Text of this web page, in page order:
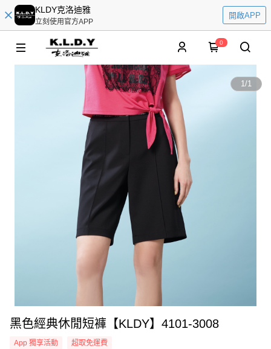
KLDY克洛迪雅
立刻使用官方APP
開啟APP
0
1/1
黑色經典休閒短褲【KLDY】4101-3008
App 獨享活動 超取免運費